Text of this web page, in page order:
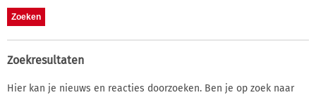
Zoekresultaten
Hier kan je nieuws en reacties doorzoeken. Ben je op zoek naar